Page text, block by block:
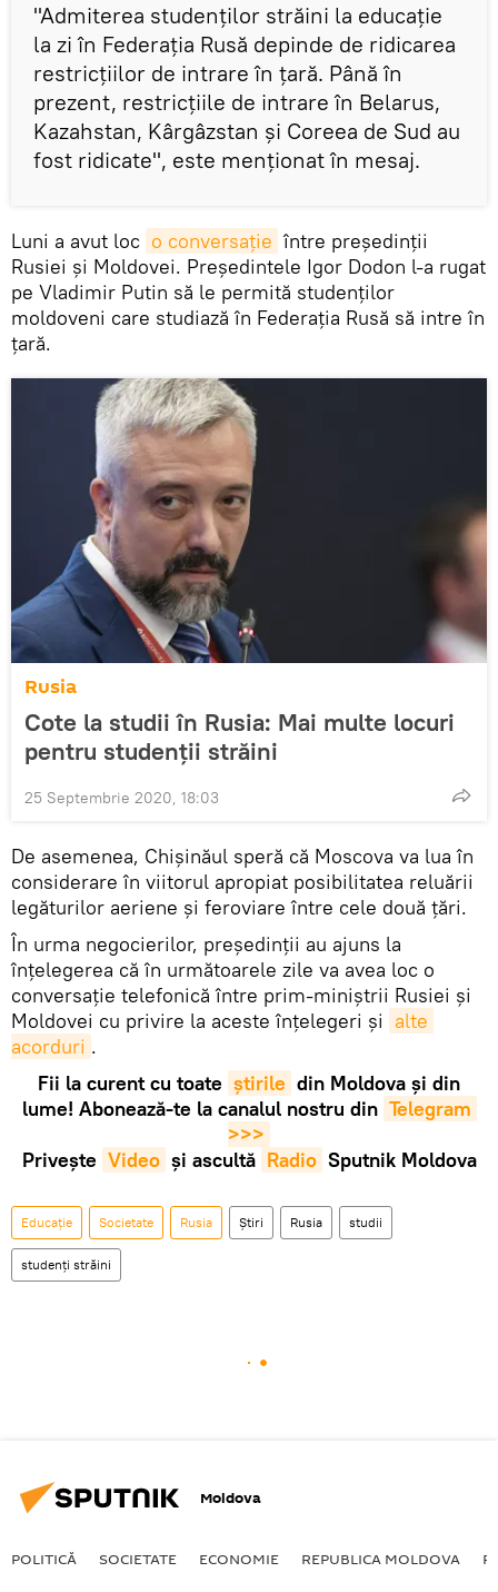
"Admiterea studenților străini la educație
la zi în Federația Rusă depinde de ridicarea
restricțiilor de intrare în țară. Până în
prezent, restricțiile de intrare în Belarus,
Kazahstan, Kârgâzstan și Coreea de Sud au
fost ridicate", este menționat în mesaj.
Luni a avut loc o conversație între președinții
Rusiei și Moldovei. Președintele Igor Dodon l-a rugat
pe Vladimir Putin să le permită studenților
moldoveni care studiază în Federația Rusă să intre în
țară.
Rusia
Cote la studii în Rusia: Mai multe locuri
pentru studenții străini
25 Septembrie 2020, 18:03
De asemenea, Chișinăul speră că Moscova va lua în
considerare în viitorul apropiat posibilitatea reluării
legăturilor aeriene și feroviare între cele două țări.
În urma negocierilor, președinții au ajuns la
înțelegerea că în următoarele zile va avea loc o
conversație telefonică între prim-miniștrii Rusiei și
Moldovei cu privire la aceste înțelegeri și alte
acorduri .
Fii la curent cu toate știrile din Moldova și din
lume! Abonează-te la canalul nostru din Telegram
>>>
Privește Video și ascultă Radio Sputnik Moldova
Educație Societate Rusia Știri Rusia studii
studenți străini
Moldova
POLITICĂ SOCIETATE ECONOMIE REPUBLICA MOLDOVA